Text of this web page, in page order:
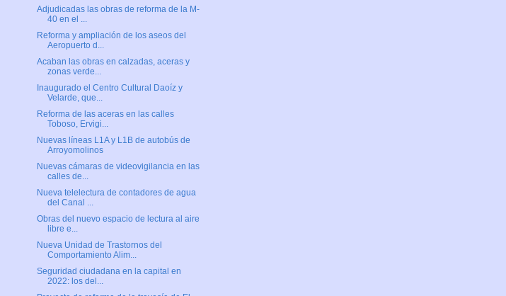
Adjudicadas las obras de reforma de la M-
40 en el ...
Reforma y ampliación de los aseos del
Aeropuerto d...
Acaban las obras en calzadas, aceras y
zonas verde...
Inaugurado el Centro Cultural Daoíz y
Velarde, que...
Reforma de las aceras en las calles
Toboso, Ervigi...
Nuevas líneas L1A y L1B de autobús de
Arroyomolinos
Nuevas cámaras de videovigilancia en las
calles de...
Nueva telelectura de contadores de agua
del Canal ...
Obras del nuevo espacio de lectura al aire
libre e...
Nueva Unidad de Trastornos del
Comportamiento Alim...
Seguridad ciudadana en la capital en
2022: los del...